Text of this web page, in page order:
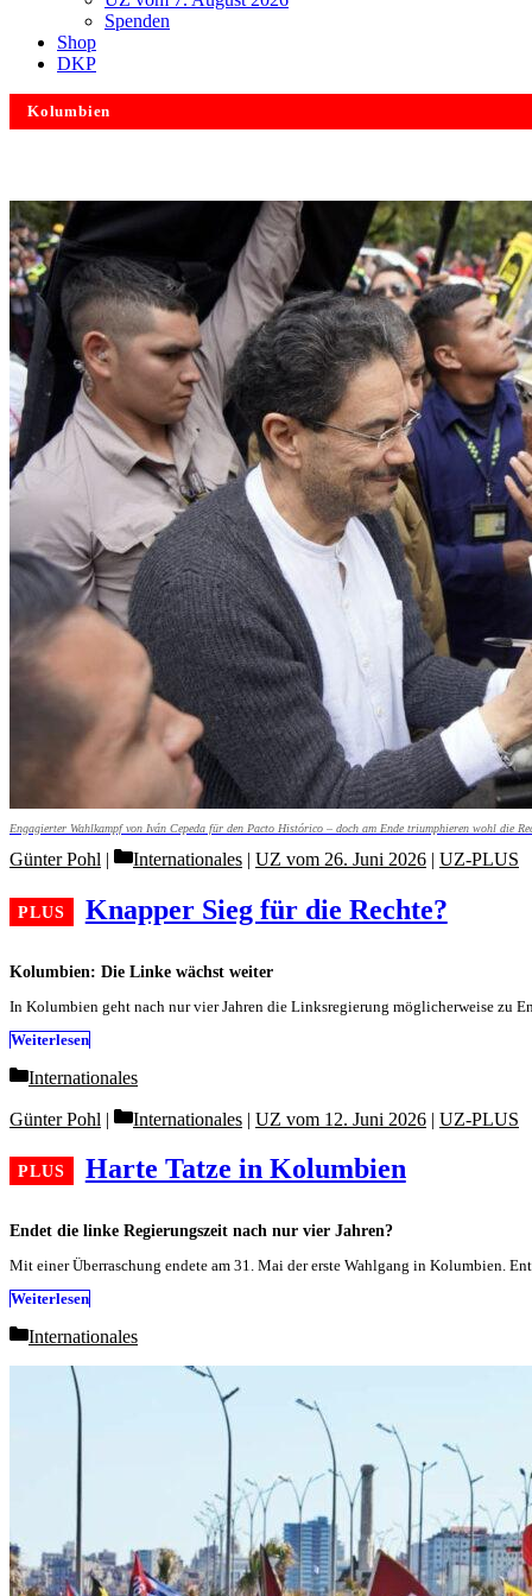
Spenden
Shop
DKP
Kolumbien
Engagierter Wahlkampf von Iván Cepeda für den Pacto Histórico – doch am Ende triumphieren wohl die
Kolumbien: Die Linke wächst weiter
Knapper Sieg für die Rechte?
Günter Pohl Categories
Internationales | UZ vom 26. Juni 2026 | UZ-PLUS
In Kolumbien geht nach nur vier Jahren die Linksregierung möglicherweise zu
Weiterlesen
Categories
Internationales
Endet die linke Regierungszeit nach nur vier Jahren?
Harte Tatze in Kolumbien
Günter Pohl Categories
Internationales | UZ vom 12. Juni 2026 | UZ-PLUS
Mit einer Überraschung endete am 31. Mai der erste Wahlgang in Kolumbien.
Weiterlesen
Categories
Internationales